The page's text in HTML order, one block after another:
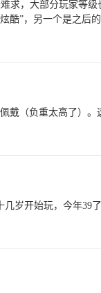
求，大部分玩家等级
酷”，另一个是之后
戴（负重太高了）。
岁开始玩，今年39了